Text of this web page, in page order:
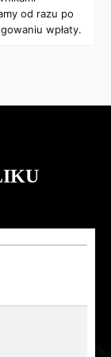
od razu po
wpłaty.